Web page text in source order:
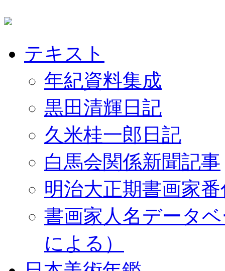
テキスト
年紀資料集成
黒田清輝日記
久米桂一郎日記
白馬会関係新聞記事
明治大正期書画家
書画家人名データ
による）